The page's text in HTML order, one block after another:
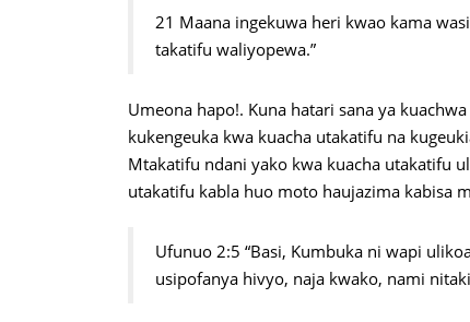
21 Maana ingekuwa heri kwao kama
takatifu waliyopewa.”
Umeona hapo!. Kuna hatari sana ya
kukengeuka kwa kuacha utakatifu na
Mtakatifu ndani yako kwa kuacha utakatifu
utakatifu kabla huo moto haujazima kabisa
Ufunuo 2:5 “Basi, Kumbuka ni wapi
usipofanya hivyo, naja kwako, nami